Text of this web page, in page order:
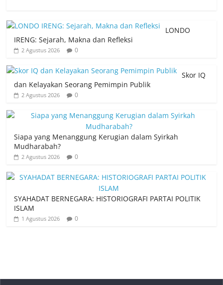
LONDO
IRENG: Sejarah, Makna dan Refleksi
2 Agustus 2026 0
Skor IQ
dan Kelayakan Seorang Pemimpin Publik
2 Agustus 2026 0
Siapa yang Menanggung Kerugian dalam Syirkah
Mudharabah?
2 Agustus 2026 0
SYAHADAT BERNEGARA: HISTORIOGRAFI PARTAI POLITIK
ISLAM
1 Agustus 2026 0